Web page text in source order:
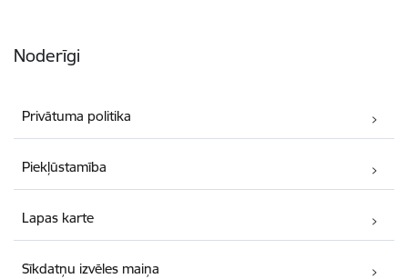
Noderīgi
Privātuma politika
Piekļūstamība
Lapas karte
Sīkdatņu izvēles maiņa